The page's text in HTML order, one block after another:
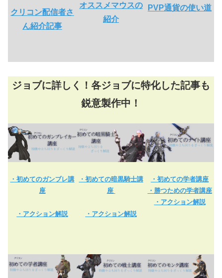
クリコン配信者さ
ん紹介記事
オススメマウスの
紹介
PVP通貨の使い道
ジョブに詳しく！各ジョブに特化した記事も
鋭意製作中！
・初めてのガンブレ講
座
・アクション解説
・初めての暗黒騎士講
座
・アクション解説
・初めての学者講座
・勝つための学者講座
・アクション解説